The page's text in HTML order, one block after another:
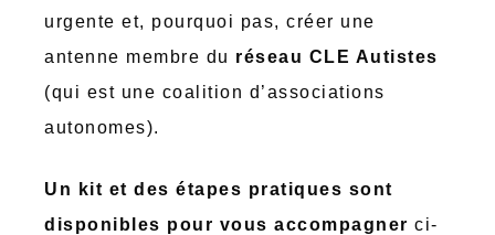
urgente et, pourquoi pas, créer une
antenne membre du réseau CLE Autistes
(qui est une coalition d’associations
autonomes).
Un kit et des étapes pratiques sont
disponibles pour vous accompagner ci-